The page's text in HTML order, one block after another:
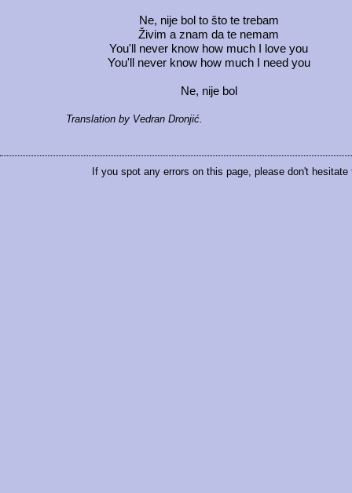
Ne, nije bol to što te trebam
Živim a znam da te nemam
You'll never know how much I love you
You'll never know how much I need you
Ne, nije bol
Translation by Vedran Dronjić.
If you spot any errors on this page, please don't